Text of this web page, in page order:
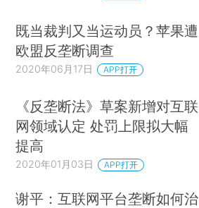
既当裁判又当运动员？苹果遭
欧盟反垄断调查
2020年06月17日 APP打开
《反垄断法》草案新增对互联
网领域认定 处罚上限拟大幅
提高
2020年01月03日 APP打开
谢平：互联网平台垄断如何治